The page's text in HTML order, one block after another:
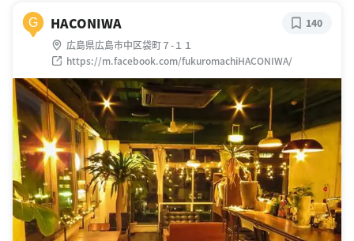
G HACONIWA
広島県広島市中区袋町７-１１
https://m.facebook.com/fukuromachiHACONIWA/
140